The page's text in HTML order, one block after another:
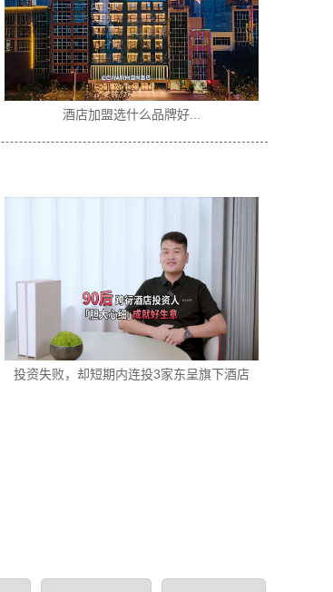
酒店加盟选什么品牌好...
投资失败，却短期内连投3家东呈旗下酒店